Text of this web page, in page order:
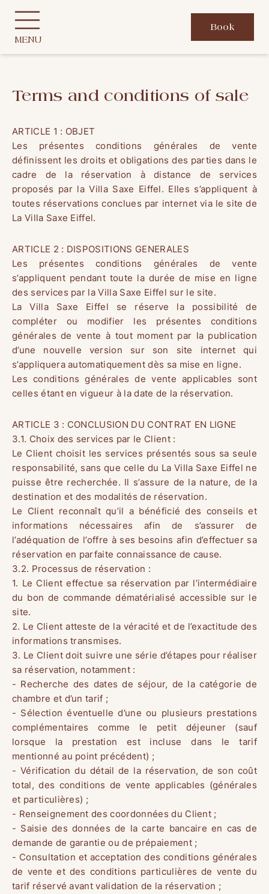
MENU
Book
Terms and conditions of sale
ARTICLE 1 : OBJET
Les présentes conditions générales de vente
définissent les droits et obligations des parties dans le
cadre de la réservation à distance de services
proposés par la Villa Saxe Eiffel. Elles s’appliquent à
toutes réservations conclues par internet via le site de
La Villa Saxe Eiffel.
ARTICLE 2 : DISPOSITIONS GENERALES
Les présentes conditions générales de vente
s’appliquent pendant toute la durée de mise en ligne
des services par la Villa Saxe Eiffel sur le site.
La Villa Saxe Eiffel se réserve la possibilité de
compléter ou modifier les présentes conditions
générales de vente à tout moment par la publication
d’une nouvelle version sur son site internet qui
s’appliquera automatiquement dès sa mise en ligne.
Les conditions générales de vente applicables sont
celles étant en vigueur à la date de la réservation.
ARTICLE 3 : CONCLUSION DU CONTRAT EN LIGNE
3.1. Choix des services par le Client :
Le Client choisit les services présentés sous sa seule
responsabilité, sans que celle du La Villa Saxe Eiffel ne
puisse être recherchée. Il s’assure de la nature, de la
destination et des modalités de réservation.
Le Client reconnaît qu’il a bénéficié des conseils et
informations nécessaires afin de s’assurer de
l’adéquation de l’offre à ses besoins afin d’effectuer sa
réservation en parfaite connaissance de cause.
3.2. Processus de réservation :
1. Le Client effectue sa réservation par l’intermédiaire
du bon de commande dématérialisé accessible sur le
site.
2. Le Client atteste de la véracité et de l’exactitude des
informations transmises.
3. Le Client doit suivre une série d’étapes pour réaliser
sa réservation, notamment :
- Recherche des dates de séjour, de la catégorie de
chambre et d’un tarif ;
- Sélection éventuelle d’une ou plusieurs prestations
complémentaires comme le petit déjeuner (sauf
lorsque la prestation est incluse dans le tarif
mentionné au point précédent) ;
- Vérification du détail de la réservation, de son coût
total, des conditions de vente applicables (générales
et particulières) ;
- Renseignement des coordonnées du Client ;
- Saisie des données de la carte bancaire en cas de
demande de garantie ou de prépaiement ;
- Consultation et acceptation des conditions générales
de vente et des conditions particulières de vente du
tarif réservé avant validation de la réservation ;